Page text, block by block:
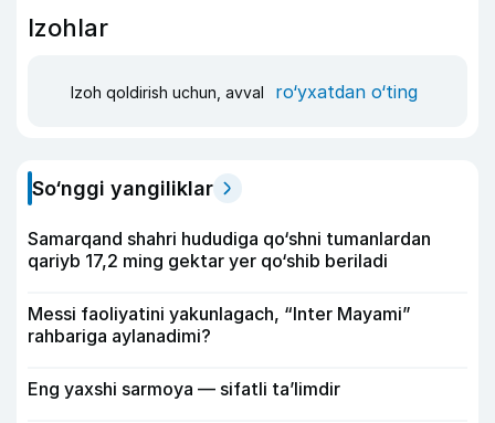
Izohlar
Izoh qoldirish uchun, avval ro‘yxatdan o‘ting
So‘nggi yangiliklar
Samarqand shahri hududiga qo‘shni tumanlardan
qariyb 17,2 ming gektar yer qo‘shib beriladi
Messi faoliyatini yakunlagach, “Inter Mayami”
rahbariga aylanadimi?
Eng yaxshi sarmoya — sifatli ta’limdir